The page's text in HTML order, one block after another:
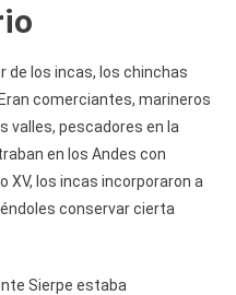
de los incas, los chinchas
comerciantes, marineros
valles, pescadores en la
en los Andes con
XV, los incas incorporaron a
conservar cierta
Sierpe estaba